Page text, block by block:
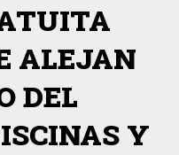
ALEJAN
DEL
Y